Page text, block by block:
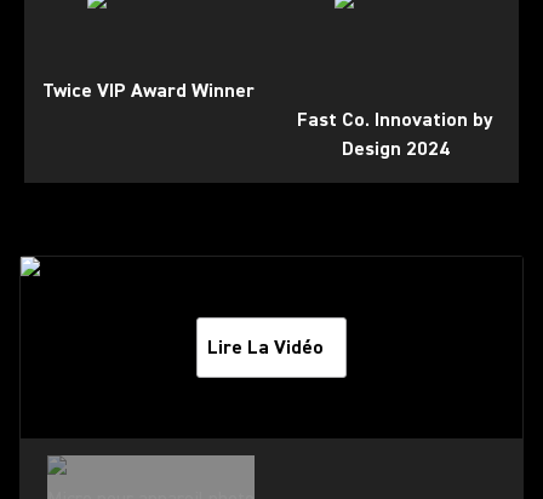
Twice VIP Award Winner
Fast Co. Innovation by
Design 2024
Lire La Vidéo